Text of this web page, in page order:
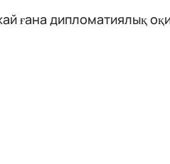
ғана дипломатиялық